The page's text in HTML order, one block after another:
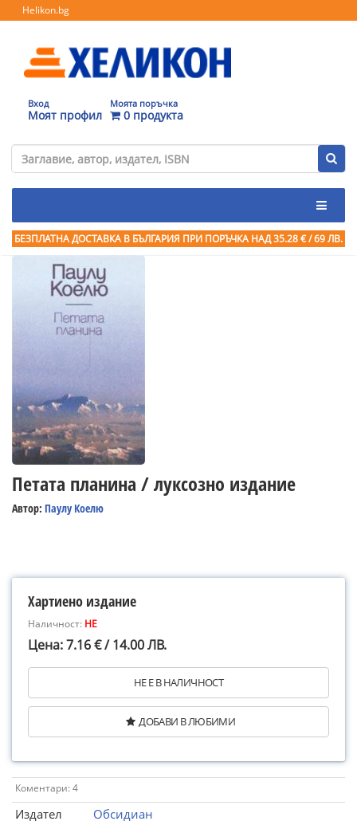
Helikon.bg
Вход
Моят профил
Моята поръчка
0 продукта
БЕЗПЛАТНА ДОСТАВКА В БЪЛГАРИЯ ПРИ ПОРЪЧКА НАД 35.28 € / 69 ЛВ.
Петата планина / луксозно издание
Автор: Паулу Коелю
Хартиено издание
Наличност: НЕ
Цена: 7.16 € / 14.00 ЛВ.
НЕ Е В НАЛИЧНОСТ
ДОБАВИ В ЛЮБИМИ
Коментари: 4
Издател
Обсидиан